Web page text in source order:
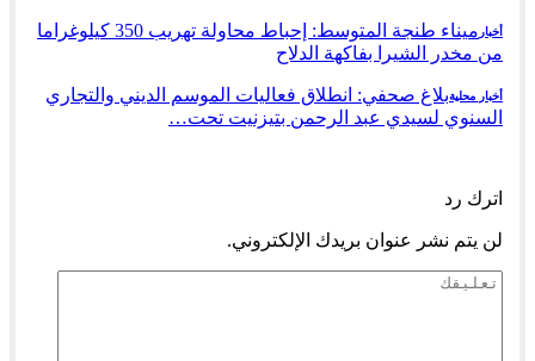
أخبار
ميناء طنجة المتوسط: إحباط محاولة تهريب 350 كيلوغراما
من مخدر الشيرا بفاكهة الدلاح
أخبار محليةبلاغ صحفي: انطلاق فعاليات الموسم الديني والتجاري
السنوي لسيدي عبد الرحمن بتيزنيت تحت…
اترك رد
لن يتم نشر عنوان بريدك الإلكتروني.